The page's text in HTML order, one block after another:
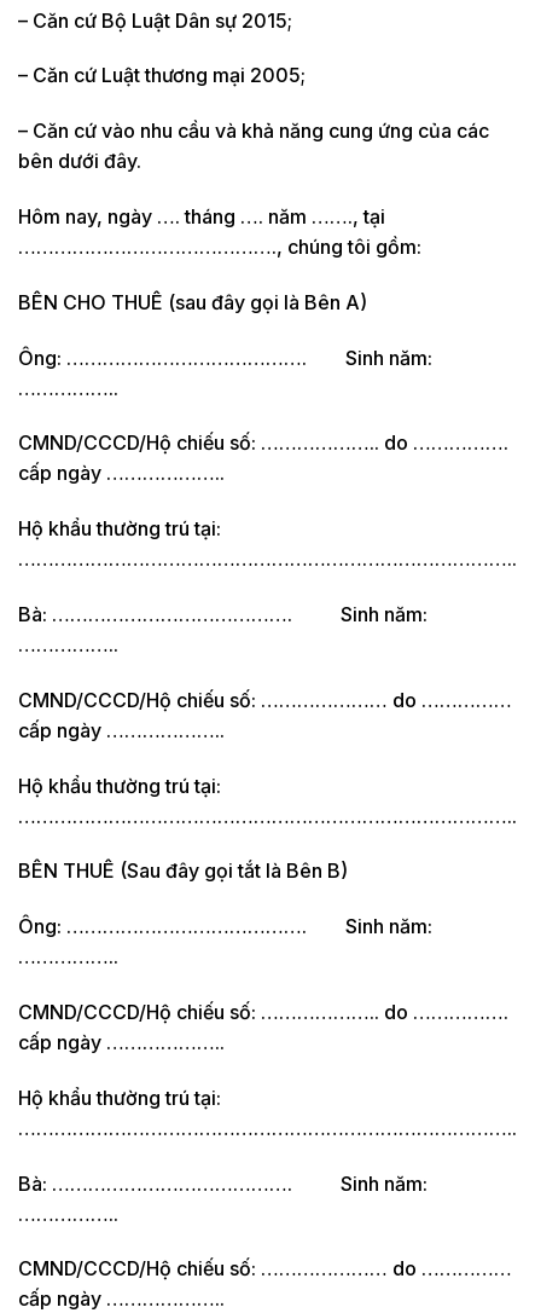
– Căn cứ Bộ Luật Dân sự 2015;
– Căn cứ Luật thương mại 2005;
– Căn cứ vào nhu cầu và khả năng cung ứng của các
bên dưới đây.
Hôm nay, ngày …. tháng …. năm ……., tại
……………………………………., chúng tôi gồm:
BÊN CHO THUÊ (sau đây gọi là Bên A)
Ông: …………………………………. Sinh năm:
……………..
CMND/CCCD/Hộ chiếu số: ……………….. do …………….
cấp ngày ………………..
Hộ khẩu thường trú tại:
………………………………………………………………………..
Bà: …………………………………. Sinh năm:
……………..
CMND/CCCD/Hộ chiếu số: ………………… do ……………
cấp ngày ………………..
Hộ khẩu thường trú tại:
………………………………………………………………………..
BÊN THUÊ (Sau đây gọi tắt là Bên B)
Ông: …………………………………. Sinh năm:
……………..
CMND/CCCD/Hộ chiếu số: ……………….. do …………….
cấp ngày ………………..
Hộ khẩu thường trú tại:
………………………………………………………………………..
Bà: …………………………………. Sinh năm:
……………..
CMND/CCCD/Hộ chiếu số: ………………… do ……………
cấp ngày ………………..